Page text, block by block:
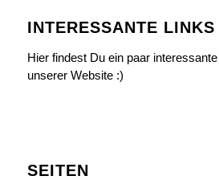
INTERESSANTE LINKS
Hier findest Du ein paar
unserer Website :)
SEITEN